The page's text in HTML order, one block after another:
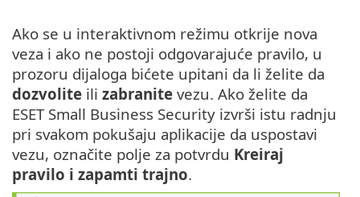
Ako se u interaktivnom režimu otkrije nova
veza i ako ne postoji odgovarajuće pravilo, u
prozoru dijaloga bićete upitani da li želite da
dozvolite ili zabranite vezu. Ako želite da
ESET Small Business Security izvrši istu radnju
pri svakom pokušaju aplikacije da uspostavi
vezu, označite polje za potvrdu Kreiraj
pravilo i zapamti trajno.